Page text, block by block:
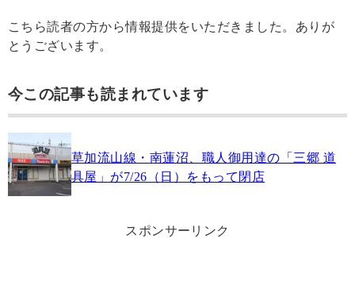
こちら読者の方から情報提供をいただきました。ありが
とうございます。
今この記事も読まれています
草加流山線・南蓮沼、職人御用達の「三郷 道
具屋」が7/26（日）をもって閉店
スポンサーリンク